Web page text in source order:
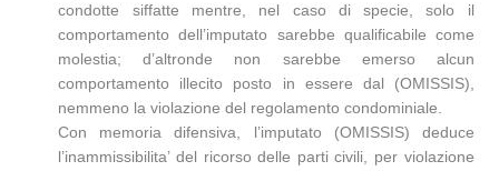
condotte siffatte mentre, nel caso di specie, solo il
comportamento dell’imputato sarebbe qualificabile come
molestia; d’altronde non sarebbe emerso alcun
comportamento illecito posto in essere dal (OMISSIS),
nemmeno la violazione del regolamento condominiale.
Con memoria difensiva, l’imputato (OMISSIS) deduce
l’inammissibilita’ del ricorso delle parti civili, per violazione